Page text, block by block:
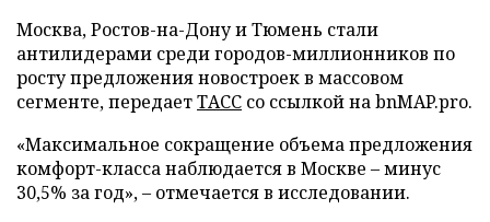
Москва, Ростов-на-Дону и Тюмень стали
антилидерами среди городов-миллионников по
росту предложения новостроек в массовом
сегменте, передаетТАСС со ссылкой на bnMAP.pro.
«Максимальное сокращение объема предложения
комфорт-класса наблюдается в Москве – минус
30,5% за год», – отмечается в исследовании.